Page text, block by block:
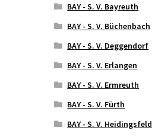
BAY - S. V. Bayreuth
BAY - S. V. Büchenbach
BAY - S. V. Deggendorf
BAY - S. V. Erlangen
BAY - S. V. Ermreuth
BAY - S. V. Fürth
BAY - S. V. Heidingsfeld